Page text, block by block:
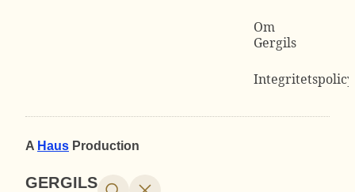
Om
Gergils
Integritetspolicy
A Haus Production
GERGILS